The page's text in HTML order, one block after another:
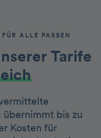
ALLE PASSEN
Tarife
übernimmt bis zu
Kosten für